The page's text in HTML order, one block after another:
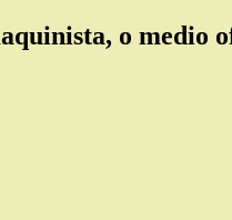
o medio